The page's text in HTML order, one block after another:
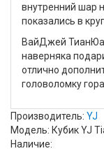
внутренний шар
показались в
ВайДжей
наверняка
отлично
головоломку
Производитель: YJ
Модель: Кубик YJ
Наличие: